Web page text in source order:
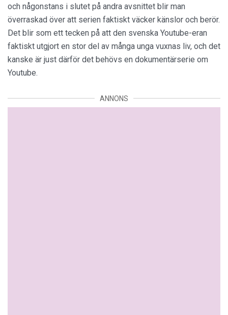
och någonstans i slutet på andra avsnittet blir man
överraskad över att serien faktiskt väcker känslor och berör.
Det blir som ett tecken på att den svenska Youtube-eran
faktiskt utgjort en stor del av många unga vuxnas liv, och det
kanske är just därför det behövs en dokumentärserie om
Youtube.
ANNONS